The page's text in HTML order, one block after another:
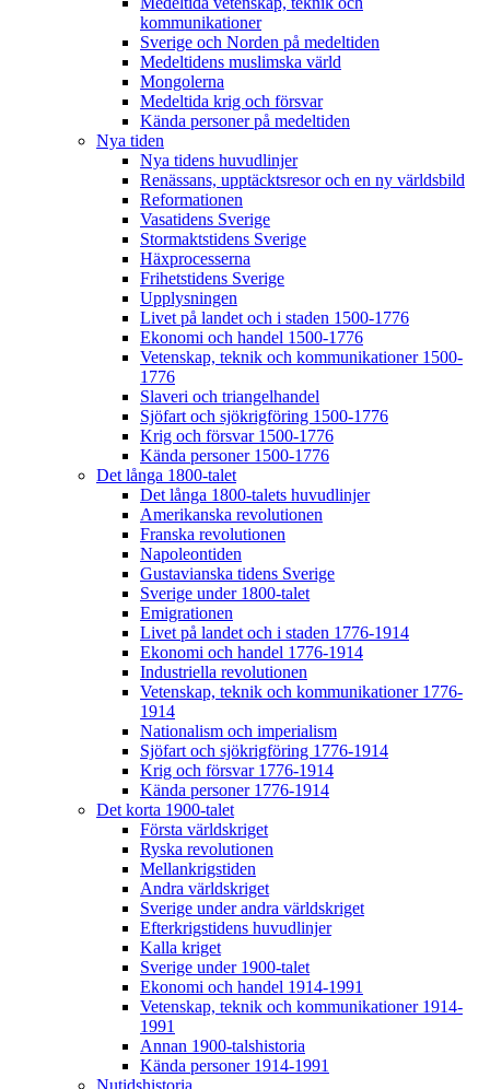
kommunikationer
Sverige och Norden på medeltiden
Medeltidens muslimska värld
Mongolerna
Medeltida krig och försvar
Kända personer på medeltiden
Nya tiden
Nya tidens huvudlinjer
Renässans, upptäcktsresor och en ny världsbild
Reformationen
Vasatidens Sverige
Stormaktstidens Sverige
Häxprocesserna
Frihetstidens Sverige
Upplysningen
Livet på landet och i staden 1500-1776
Ekonomi och handel 1500-1776
Vetenskap, teknik och kommunikationer 1500-
1776
Slaveri och triangelhandel
Sjöfart och sjökrigföring 1500-1776
Krig och försvar 1500-1776
Kända personer 1500-1776
Det långa 1800-talet
Det långa 1800-talets huvudlinjer
Amerikanska revolutionen
Franska revolutionen
Napoleontiden
Gustavianska tidens Sverige
Sverige under 1800-talet
Emigrationen
Livet på landet och i staden 1776-1914
Ekonomi och handel 1776-1914
Industriella revolutionen
Vetenskap, teknik och kommunikationer 1776-
1914
Nationalism och imperialism
Sjöfart och sjökrigföring 1776-1914
Krig och försvar 1776-1914
Kända personer 1776-1914
Det korta 1900-talet
Första världskriget
Ryska revolutionen
Mellankrigstiden
Andra världskriget
Sverige under andra världskriget
Efterkrigstidens huvudlinjer
Kalla kriget
Sverige under 1900-talet
Ekonomi och handel 1914-1991
Vetenskap, teknik och kommunikationer 1914-
1991
Annan 1900-talshistoria
Kända personer 1914-1991
Nutidshistoria